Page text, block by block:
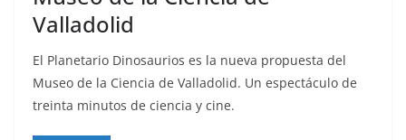
Valladolid
El Planetario Dinosaurios es la nueva propuesta del
Museo de la Ciencia de Valladolid. Un espectáculo de
treinta minutos de ciencia y cine.